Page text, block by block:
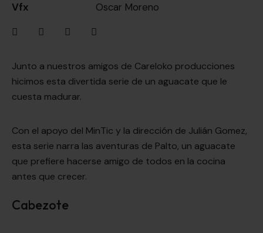
Vfx
Oscar Moreno
Junto a nuestros amigos de Careloko producciones
hicimos esta divertida serie de un aguacate que le
cuesta madurar.
Con el apoyo del MinTic y la dirección de Julián Gomez,
esta serie narra las aventuras de Palto, un aguacate
que prefiere hacerse amigo de todos en la cocina
antes que crecer.
Cabezote